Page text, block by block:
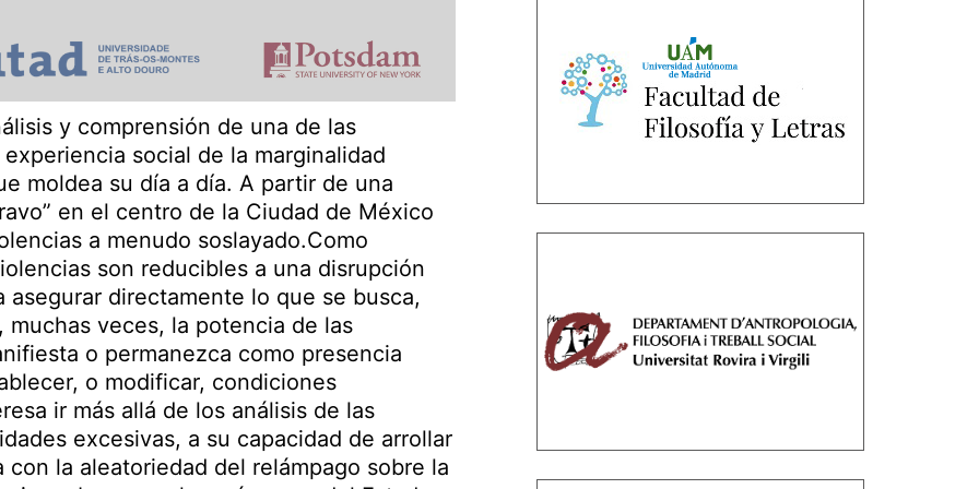
y comprensión de una de las
social de la marginalidad
moldea su día a día. A partir de una
en el centro de la Ciudad de México
a menudo soslayado.Como
son reducibles a una disrupción
directamente lo que se busca,
muchas veces, la potencia de las
o permanezca como presencia
o modificar, condiciones
ir más allá de los análisis de las
excesivas, a su capacidad de arrollar
la aleatoriedad del relámpago sobre la